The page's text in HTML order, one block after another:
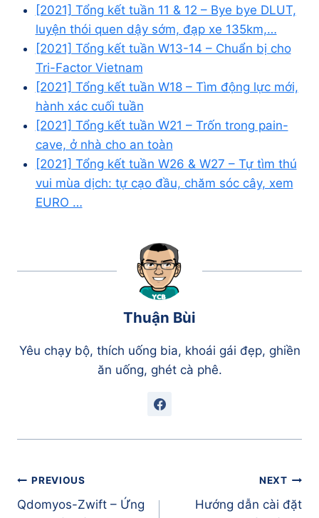
[2021] Tổng kết tuần 11 & 12 – Bye bye DLUT,
luyện thói quen dậy sớm, đạp xe 135km,…
[2021] Tổng kết tuần W13-14 – Chuẩn bị cho
Tri-Factor Vietnam
[2021] Tổng kết tuần W18 – Tìm động lực mới,
hành xác cuối tuần
[2021] Tổng kết tuần W21 – Trốn trong pain-
cave, ở nhà cho an toàn
[2021] Tổng kết tuần W26 & W27 – Tự tìm thú
vui mùa dịch: tự cạo đầu, chăm sóc cây, xem
EURO …
Thuận Bùi
Yêu chạy bộ, thích uống bia, khoái gái đẹp, ghiền
ăn uống, ghét cà phê.
Điều
hướng
PREVIOUS
Qdomyos-Zwift – Ứng
NEXT
Hướng dẫn cài đặt